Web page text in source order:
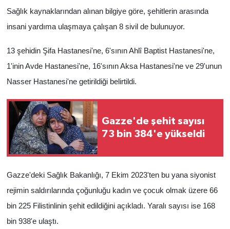
Sağlık kaynaklarından alınan bilgiye göre, şehitlerin arasında
insani yardıma ulaşmaya çalışan 8 sivil de bulunuyor.
13 şehidin Şifa Hastanesi'ne, 6'sının Ahlî Baptist Hastanesi'ne,
1'inin Avde Hastanesi'ne, 16'sının Aksa Hastanesi'ne ve 29'unun
Nasser Hastanesi'ne getirildiği belirtildi.
Gazze'de şehit sayısı
73 bin 384'e yükseldi
Gazze'deki Sağlık Bakanlığı, 7 Ekim 2023'ten bu yana siyonist
rejimin saldırılarında çoğunluğu kadın ve çocuk olmak üzere 66
bin 225 Filistinlinin şehit edildiğini açıkladı. Yaralı sayısı ise 168
bin 938'e ulaştı.